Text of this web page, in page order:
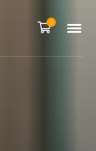
0